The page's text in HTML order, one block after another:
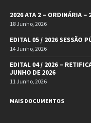
2026 ATA 2 – ORDINÁRIA –
18 Junho, 2026
EDITAL 05 / 2026 SESSÃO
14 Junho, 2026
EDITAL 04 / 2026 –
JUNHO DE 2026
11 Junho, 2026
MAIS DOCUMENTOS